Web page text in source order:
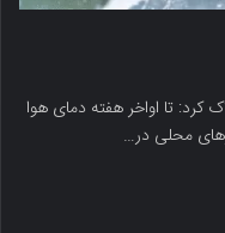
تا اواخر هفته دمای هوا